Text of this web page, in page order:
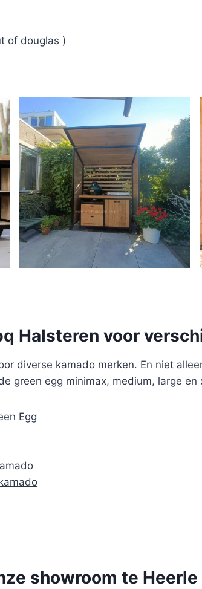
of douglas )
Halsteren voor
diverse kamado merken. En niet
green egg minimax, medium, large
Egg
showroom te Heerle